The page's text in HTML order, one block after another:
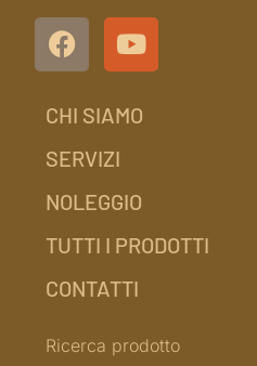
CHI SIAMO
SERVIZI
NOLEGGIO
TUTTI I PRODOTTI
CONTATTI
Ricerca prodotto